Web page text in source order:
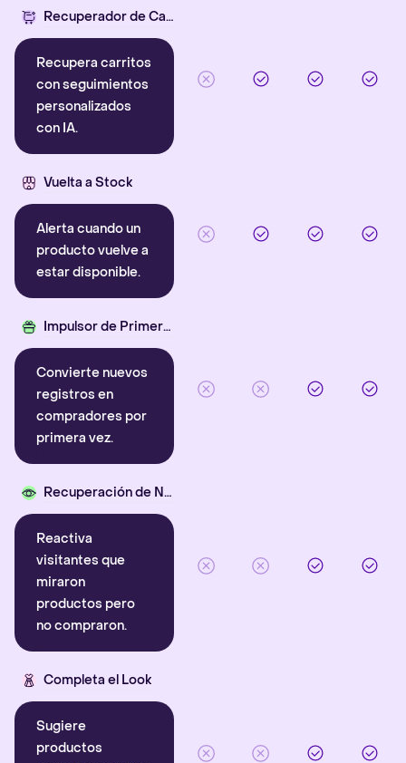
Recuperador de Carritos con IA
Recupera carritos
con seguimientos
personalizados
con IA.
Vuelta a Stock
Alerta cuando un
producto vuelve a
estar disponible.
Impulsor de Primera Compra
Convierte nuevos
registros en
compradores por
primera vez.
Recuperación de Navegación
Reactiva
visitantes que
miraron
productos pero
no compraron.
Completa el Look
Sugiere
productos